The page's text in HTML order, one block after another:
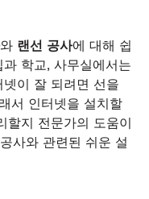
와 랜선 공사에 대해 쉽
학교, 사무실에서는
이 잘 되려면 선을
서 인터넷을 설치할
지 전문가의 도움이
사와 관련된 쉬운 설